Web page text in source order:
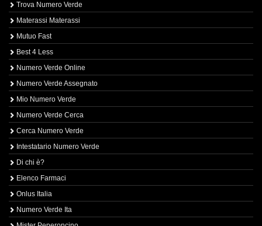
Trova Numero Verde
Materassi Materassi
Mutuo Fast
Best 4 Less
Numero Verde Online
Numero Verde Assegnato
Mio Numero Verde
Numero Verde Cerca
Cerca Numero Verde
Intestatario Numero Verde
Di chi è?
Elenco Farmaci
Onlus Italia
Numero Verde Ita